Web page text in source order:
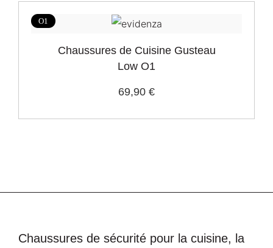
O1
Chaussures de Cuisine Gusteau
Low O1
69,90 €
Chaussures de sécurité pour la cuisine, la